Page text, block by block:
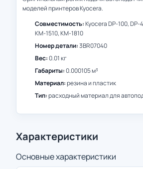
моделей принтеров Kyocera.
Совместимость:Kyocera DP-100, DP-
KM-1510, KM-1810
Номер детали:3BR07040
Вес:0.01 кг
Габариты:0.000105 м³
Материал:резина и пластик
Тип:расходный материал для
Характеристики
Основные характеристики